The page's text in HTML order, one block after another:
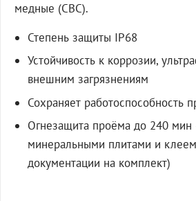
медные (СВС).
Степень защиты IP68
Устойчивость к коррозии,
внешним загрязнениям
Сохраняет работоспособность
Огнезащита проёма до 240
минеральными плитами и
документации на комплект)